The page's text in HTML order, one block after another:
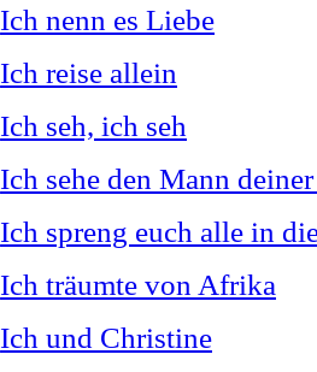
Ich nenn es Liebe
Ich reise allein
Ich seh, ich seh
Ich sehe den Mann
Ich spreng euch alle in
Ich träumte von Afrika
Ich und Christine